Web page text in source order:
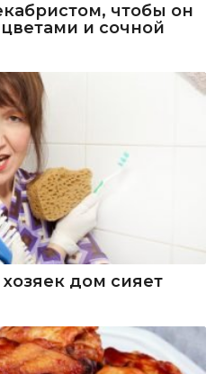
чтобы он
и сочной
дом сияет